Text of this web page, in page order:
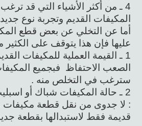
4 ـ من أكثر الأشياء التي قد ترغب
المكيفات القديم وتجربة نوع
أما عن التخلي عن بعض قطع
عليها فإن هذا يتوقف على الكثير
1 ـ القيمة العملية للمكيفات
الصعب الاحتفاظ فبجميع
سترغب في التخلص منه .
2 ـ حالة المكيفات شباك أو
: لا جدوى من نقل قطعة مكيفات
قديمة فقط لاستبدالها بقطعة